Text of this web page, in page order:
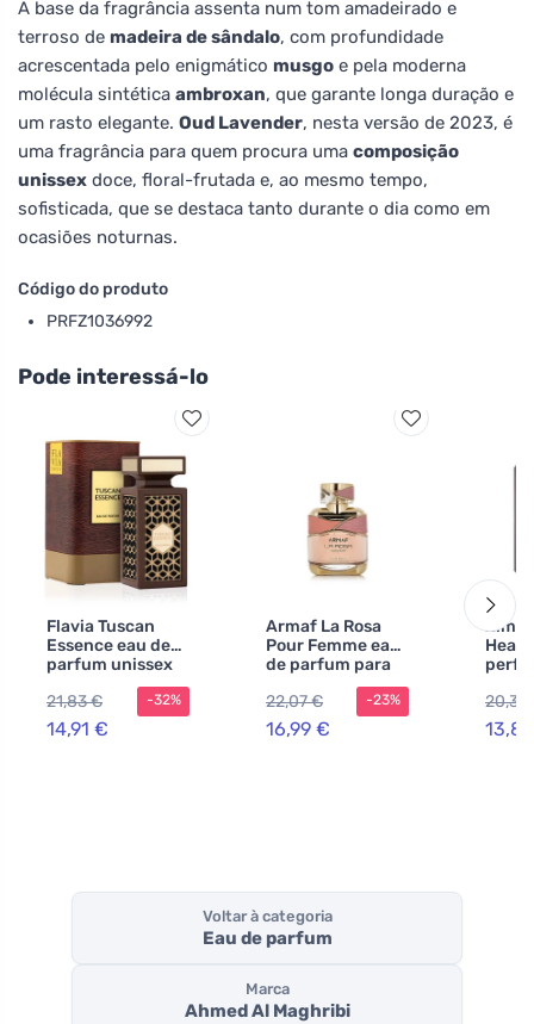
A base da fragrância assenta num tom amadeirado e
terroso de madeira de sândalo, com profundidade
acrescentada pelo enigmático musgo e pela moderna
molécula sintética ambroxan, que garante longa duração e
um rasto elegante. Oud Lavender, nesta versão de 2023, é
uma fragrância para quem procura uma composição
unissex doce, floral-frutada e, ao mesmo tempo,
sofisticada, que se destaca tanto durante o dia como em
ocasiões noturnas.
Código do produto
PRFZ1036992
Pode interessá-lo
Flavia Tuscan
Essence eau de
parfum unissex
21,83 €
14,91 €
-32%
Armaf La Rosa
Pour Femme eau
de parfum para
22,07 €
16,99 €
-23%
Heart
20,33
Voltar à categoria
Eau de parfum
Marca
Ahmed Al Maghribi